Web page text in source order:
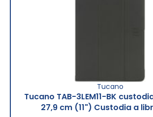
Tucano
Tucano TAB-3LEM11-BK
27,9 cm (11") Custodia a